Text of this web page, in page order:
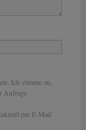
Ich stimme zu,
Anfrage
per E-Mail